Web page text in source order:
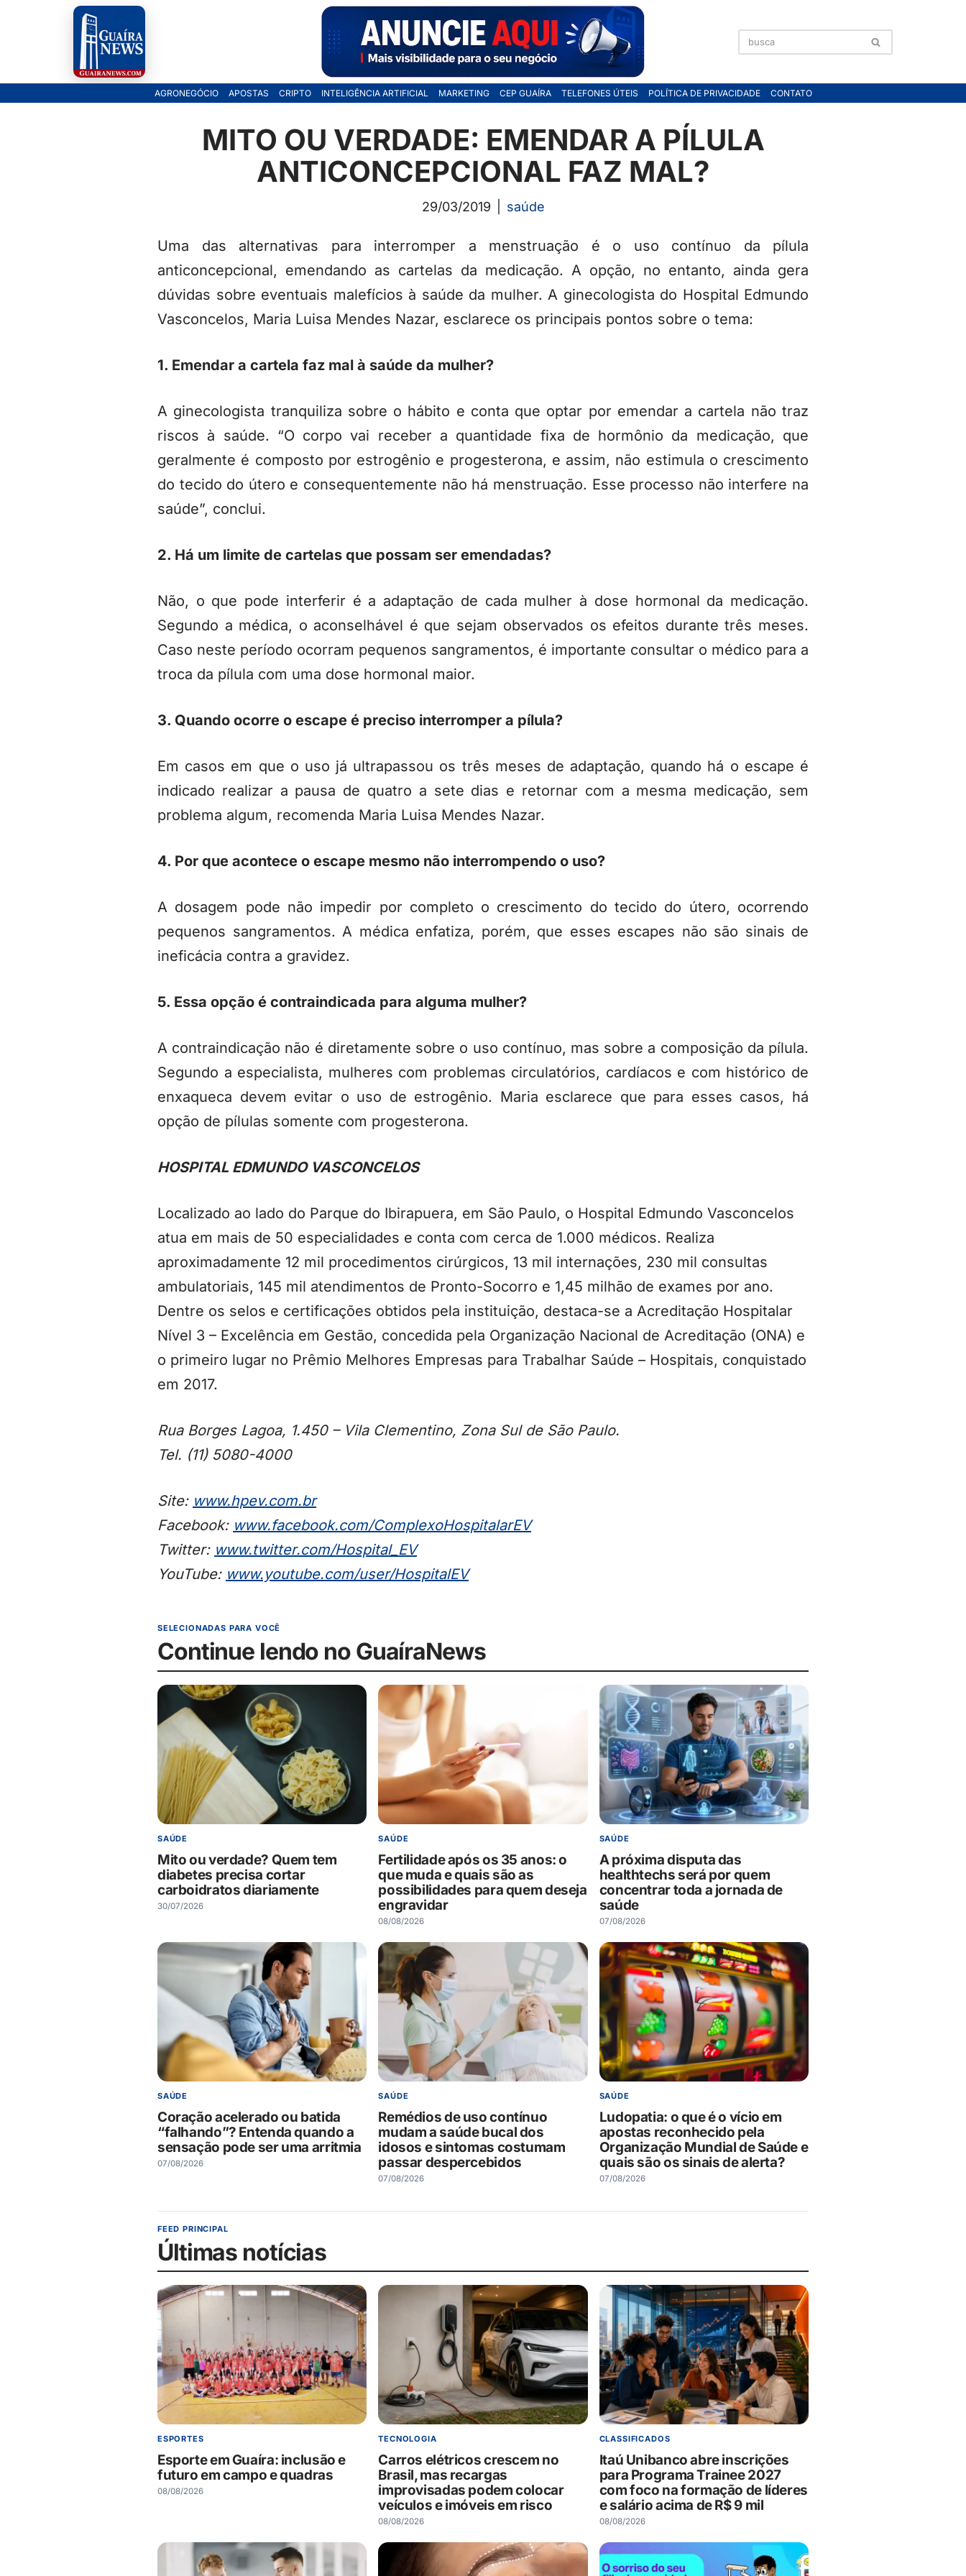
AGRONEGÓCIO APOSTAS CRIPTO INTELIGÊNCIA ARTIFICIAL MARKETING CEP GUAÍRA TELEFONES ÚTEIS POLÍTICA DE PRIVACIDADE CONTATO
MITO OU VERDADE: EMENDAR A PÍLULA
ANTICONCEPCIONAL FAZ MAL?
29/03/2019 saúde
Uma das alternativas para interromper a menstruação é o uso contínuo da pílula
anticoncepcional, emendando as cartelas da medicação. A opção, no entanto, ainda gera
dúvidas sobre eventuais malefícios à saúde da mulher. A ginecologista do Hospital Edmundo
Vasconcelos, Maria Luisa Mendes Nazar, esclarece os principais pontos sobre o tema:
1. Emendar a cartela faz mal à saúde da mulher?
A ginecologista tranquiliza sobre o hábito e conta que optar por emendar a cartela não traz
riscos à saúde. “O corpo vai receber a quantidade fixa de hormônio da medicação, que
geralmente é composto por estrogênio e progesterona, e assim, não estimula o crescimento
do tecido do útero e consequentemente não há menstruação. Esse processo não interfere na
saúde”, conclui.
2. Há um limite de cartelas que possam ser emendadas?
Não, o que pode interferir é a adaptação de cada mulher à dose hormonal da medicação.
Segundo a médica, o aconselhável é que sejam observados os efeitos durante três meses.
Caso neste período ocorram pequenos sangramentos, é importante consultar o médico para a
troca da pílula com uma dose hormonal maior.
3. Quando ocorre o escape é preciso interromper a pílula?
Em casos em que o uso já ultrapassou os três meses de adaptação, quando há o escape é
indicado realizar a pausa de quatro a sete dias e retornar com a mesma medicação, sem
problema algum, recomenda Maria Luisa Mendes Nazar.
4. Por que acontece o escape mesmo não interrompendo o uso?
A dosagem pode não impedir por completo o crescimento do tecido do útero, ocorrendo
pequenos sangramentos. A médica enfatiza, porém, que esses escapes não são sinais de
ineficácia contra a gravidez.
5. Essa opção é contraindicada para alguma mulher?
A contraindicação não é diretamente sobre o uso contínuo, mas sobre a composição da pílula.
Segundo a especialista, mulheres com problemas circulatórios, cardíacos e com histórico de
enxaqueca devem evitar o uso de estrogênio. Maria esclarece que para esses casos, há
opção de pílulas somente com progesterona.
HOSPITAL EDMUNDO VASCONCELOS
Localizado ao lado do Parque do Ibirapuera, em São Paulo, o Hospital Edmundo Vasconcelos
atua em mais de 50 especialidades e conta com cerca de 1.000 médicos. Realiza
aproximadamente 12 mil procedimentos cirúrgicos, 13 mil internações, 230 mil consultas
ambulatoriais, 145 mil atendimentos de Pronto-Socorro e 1,45 milhão de exames por ano.
Dentre os selos e certificações obtidos pela instituição, destaca-se a Acreditação Hospitalar
Nível 3 – Excelência em Gestão, concedida pela Organização Nacional de Acreditação (ONA) e
o primeiro lugar no Prêmio Melhores Empresas para Trabalhar Saúde – Hospitais, conquistado
em 2017.
Rua Borges Lagoa, 1.450 – Vila Clementino, Zona Sul de São Paulo.
Tel. (11) 5080-4000
Site: www.hpev.com.br
Facebook: www.facebook.com/ComplexoHospitalarEV
Twitter: www.twitter.com/Hospital_EV
YouTube: www.youtube.com/user/HospitalEV
SELECIONADAS PARA VOCÊ
Continue lendo no GuaíraNews
SAÚDE
Mito ou verdade? Quem tem
diabetes precisa cortar
carboidratos diariamente
30/07/2026
SAÚDE
Fertilidade após os 35 anos: o
que muda e quais são as
possibilidades para quem deseja
engravidar
08/08/2026
SAÚDE
A próxima disputa das
healthtechs será por quem
concentrar toda a jornada de
saúde
07/08/2026
SAÚDE
Coração acelerado ou batida
“falhando”? Entenda quando a
sensação pode ser uma arritmia
07/08/2026
SAÚDE
Remédios de uso contínuo
mudam a saúde bucal dos
idosos e sintomas costumam
passar despercebidos
07/08/2026
SAÚDE
Ludopatia: o que é o vício em
apostas reconhecido pela
Organização Mundial de Saúde e
quais são os sinais de alerta?
07/08/2026
FEED PRINCIPAL
Últimas notícias
ESPORTES
Esporte em Guaíra: inclusão e
futuro em campo e quadras
08/08/2026
TECNOLOGIA
Carros elétricos crescem no
Brasil, mas recargas
improvisadas podem colocar
veículos e imóveis em risco
08/08/2026
CLASSIFICADOS
Itaú Unibanco abre inscrições
para Programa Trainee 2027
com foco na formação de líderes
e salário acima de R$ 9 mil
08/08/2026